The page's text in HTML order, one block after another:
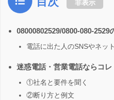
非表示
08000802529/0800-080-2529
電話に出た人のSNSやネッ
迷惑電話・営業電話ならコ
①社名と要件を聞く
②断り方と例文